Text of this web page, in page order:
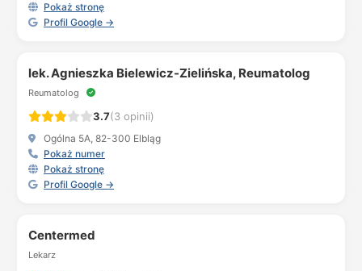
Pokaż stronę
Profil Google →
lek. Agnieszka Bielewicz-Zielińska, Reumatolog
Reumatolog
3.7(3 opinii)
Ogólna 5A, 82-300 Elbląg
Pokaż numer
Pokaż stronę
Profil Google →
Centermed
Lekarz